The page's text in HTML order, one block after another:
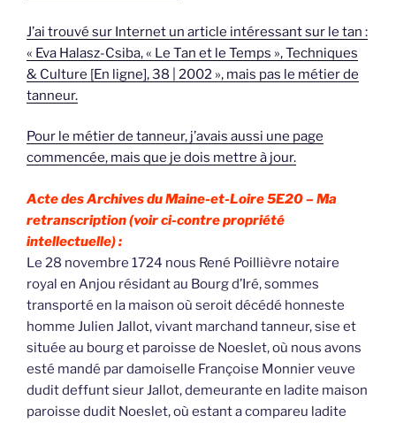
J’ai trouvé sur Internet un article intéressant sur le tan :
« Eva Halasz-Csiba, « Le Tan et le Temps », Techniques
& Culture [En ligne], 38 | 2002 », mais pas le métier de
tanneur.
Pour le métier de tanneur, j’avais aussi une page
commencée, mais que je dois mettre à jour.
Acte des Archives du Maine-et-Loire 5E20 –Ma
retranscription (voir ci-contre propriété
intellectuelle) :
Le 28 novembre 1724 nous René Poillièvre notaire
royal en Anjou résidant au Bourg d’Iré, sommes
transporté en la maison où seroit décédé honneste
homme Julien Jallot, vivant marchand tanneur, sise et
située au bourg et paroisse de Noeslet, où nous avons
esté mandé par damoiselle Françoise Monnier veuve
dudit deffunt sieur Jallot, demeurante en ladite maison
paroisse dudit Noeslet, où estant a compareu ladite